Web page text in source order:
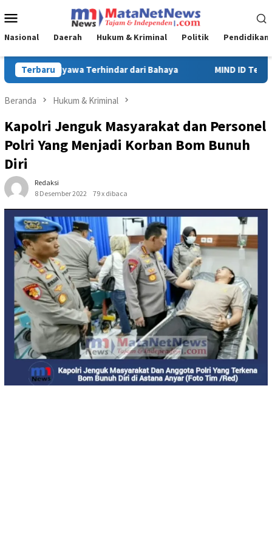
ke
Mobile
Nasional Daerah Hukum & Kriminal Politik Pendidikan
TerbaruMIND ID Tegaskan Dukungan Penuh Bagi PT Vale di
Beranda Hukum & Kriminal
Kapolri Jenguk Masyarakat dan Personel
Polri Yang Menjadi Korban Bom Bunuh
Diri
Redaksi
8 Desember 2022
79 x dibaca